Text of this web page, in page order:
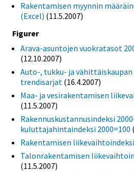
Rakentamisen myynnin
(Excel) (11.5.2007)
Figurer
Arava-asuntojen vuokratasot
(12.10.2007)
Auto-, tukku- ja
trendisarjat (16.4.2007)
Maa- ja vesirakentamisen
(11.5.2007)
Rakennuskustannusindeksi
kuluttajahintaindeksi 2000=100
Rakentamisen liikevaihtoindeksi
Talonrakentamisen
(11.5.2007)